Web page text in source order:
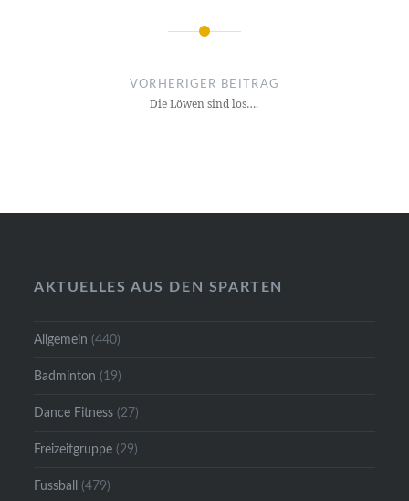
Beitragsnavigation
VORHERIGER BEITRAG
Die Löwen sind los….
AKTUELLES AUS DEN SPARTEN
Allgemein (440)
Badminton (19)
Dance Fitness (27)
Freizeitgruppe (29)
Fussball (479)